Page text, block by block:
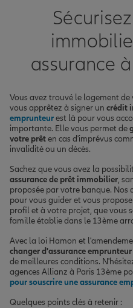
assurance
Vous avez trouvé le logement de
vous apprêtez à signer un crédit
emprunteurest là pour vous
importante. Elle vous permet de
votre prêten cas d'imprévus
invalidité ou un décès.
Sachez que vous avez la
assurance de prêt immobilier,
proposée par votre banque. Nos
pour vous guider et vous
profil et à votre projet, que vous
famille établie dans le 13ème
Avec la loi Hamon et
changer d'assurance
de meilleures conditions.
agences Allianz à Paris 13ème
pour souscrire une assurance
Quelques points clés à retenir :